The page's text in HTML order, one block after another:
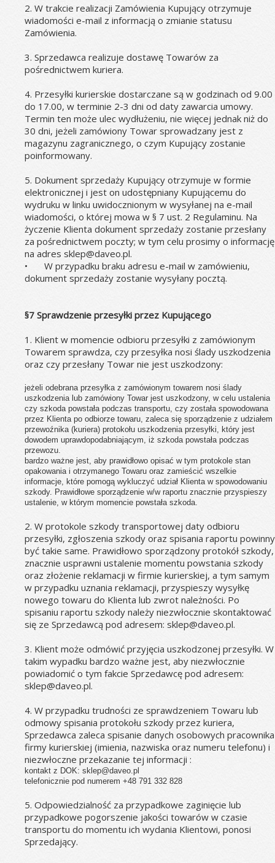
2. W trakcie realizacji Zamówienia Kupujący otrzymuje
wiadomości e-mail z informacją o zmianie statusu
Zamówienia.
3. Sprzedawca realizuje dostawę Towarów za
pośrednictwem kuriera.
4. Przesyłki kurierskie dostarczane są w godzinach od 9.00
do 17.00, w terminie 2-3 dni od daty zawarcia umowy.
Termin ten może ulec wydłużeniu, nie więcej jednak niż do
30 dni, jeżeli zamówiony Towar sprowadzany jest z
magazynu zagranicznego, o czym Kupujący zostanie
poinformowany.
5. Dokument sprzedaży Kupujący otrzymuje w formie
elektronicznej i jest on udostępniany Kupującemu do
wydruku w linku uwidocznionym w wysyłanej na e-mail
wiadomości, o której mowa w § 7 ust. 2 Regulaminu. Na
życzenie Klienta dokument sprzedaży zostanie przesłany
za pośrednictwem poczty; w tym celu prosimy o informację
na adres sklep@daveo.pl.
•
W przypadku braku adresu e-mail w zamówieniu,
dokument sprzedaży zostanie wysyłany pocztą.
§7 Sprawdzenie przesyłki przez Kupującego
1. Klient w momencie odbioru przesyłki z zamówionym
Towarem sprawdza, czy przesyłka nosi ślady uszkodzenia
oraz czy przesłany Towar nie jest uszkodzony:
jeżeli odebrana przesyłka z zamówionym towarem nosi ślady
uszkodzenia lub zamówiony Towar jest uszkodzony, w celu ustalenia
czy szkoda powstała podczas transportu, czy została spowodowana
przez Klienta po odbiorze towaru, zaleca się sporządzenie z udziałem
przewoźnika (kuriera) protokołu uszkodzenia przesyłki, który jest
dowodem uprawdopodabniającym, iż szkoda powstała podczas
przewozu.
bardzo ważne jest, aby prawidłowo opisać w tym protokole stan
opakowania i otrzymanego Towaru oraz zamieścić wszelkie
informacje, które pomogą wykluczyć udział Klienta w spowodowaniu
szkody. Prawidłowe sporządzenie w/w raportu znacznie przyspieszy
ustalenie, w którym momencie powstała szkoda.
2. W protokole szkody transportowej daty odbioru
przesyłki, zgłoszenia szkody oraz spisania raportu powinny
być takie same. Prawidłowo sporządzony protokół szkody,
znacznie usprawni ustalenie momentu powstania szkody
oraz złożenie reklamacji w firmie kurierskiej, a tym samym
w przypadku uznania reklamacji, przyspieszy wysyłkę
nowego towaru do Klienta lub zwrot należności. Po
spisaniu raportu szkody należy niezwłocznie skontaktować
się ze Sprzedawcą pod adresem: sklep@daveo.pl.
3. Klient może odmówić przyjęcia uszkodzonej przesyłki. W
takim wypadku bardzo ważne jest, aby niezwłocznie
powiadomić o tym fakcie Sprzedawcę pod adresem:
sklep@daveo.pl.
4. W przypadku trudności ze sprawdzeniem Towaru lub
odmowy spisania protokołu szkody przez kuriera,
Sprzedawca zaleca spisanie danych osobowych pracownika
firmy kurierskiej (imienia, nazwiska oraz numeru telefonu) i
niezwłoczne przekazanie tej informacji :
kontakt z DOK: sklep@daveo.pl
telefonicznie pod numerem +48 791 332 828
5. Odpowiedzialność za przypadkowe zaginięcie lub
przypadkowe pogorszenie jakości towarów w czasie
transportu do momentu ich wydania Klientowi, ponosi
Sprzedający.